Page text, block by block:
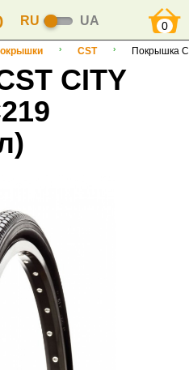
RU UA 0
CST Покрышка
CITY